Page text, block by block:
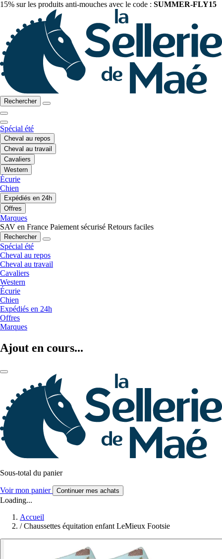
15% sur les produits anti-mouches avec le code : SUMMER-FLY15
Rechercher
Spécial été
Cheval au repos
Cheval au travail
Cavaliers
Western
Écurie
Chien
Expédiés en 24h
Offres
Marques
SAV en France Paiement sécurisé Retours faciles
Rechercher
Spécial été
Cheval au repos
Cheval au travail
Cavaliers
Western
Écurie
Chien
Expédiés en 24h
Offres
Marques
Ajout en cours...
Sous-total du panier
Voir mon panier Continuer mes achats
Loading...
Accueil
/ Chaussettes équitation enfant LeMieux Footsie